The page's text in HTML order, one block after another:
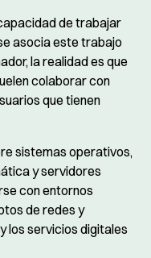
de trabajar
asocia este trabajo
la realidad es que
colaborar con
que tienen
sistemas operativos,
y servidores
con entornos
de redes y
los servicios digitales